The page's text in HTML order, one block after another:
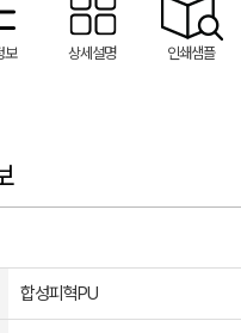
보 상세설명 인쇄샘플
합성피혁PU